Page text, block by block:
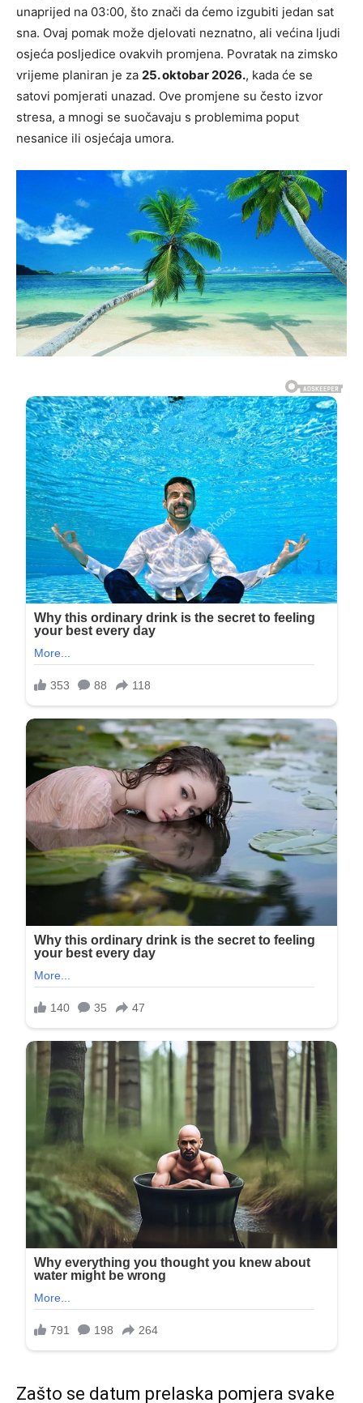
unaprijed na 03:00, što znači da ćemo izgubiti jedan sat
sna. Ovaj pomak može djelovati neznatno, ali većina ljudi
osjeća posljedice ovakvih promjena. Povratak na zimsko
vrijeme planiran je za 25. oktobar 2026., kada će se
satovi pomjerati unazad. Ove promjene su često izvor
stresa, a mnogi se suočavaju s problemima poput
nesanice ili osjećaja umora.
Zašto se datum prelaska pomjera svake